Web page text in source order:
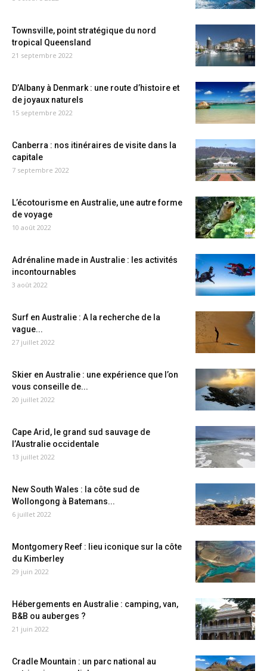
Townsville, point stratégique du nord
tropical Queensland
21 septembre 2022
D’Albany à Denmark : une route d’histoire et
de joyaux naturels
15 septembre 2022
Canberra : nos itinéraires de visite dans la
capitale
7 septembre 2022
L’écotourisme en Australie, une autre forme
de voyage
10 août 2022
Adrénaline made in Australie : les activités
incontournables
3 août 2022
Surf en Australie : A la recherche de la
vague...
27 juillet 2022
Skier en Australie : une expérience que l’on
vous conseille de...
20 juillet 2022
Cape Arid, le grand sud sauvage de
l’Australie occidentale
13 juillet 2022
New South Wales : la côte sud de
Wollongong à Batemans...
6 juillet 2022
Montgomery Reef : lieu iconique sur la côte
du Kimberley
29 juin 2022
Hébergements en Australie : camping, van,
B&B ou auberges ?
21 juin 2022
Cradle Mountain : un parc national au